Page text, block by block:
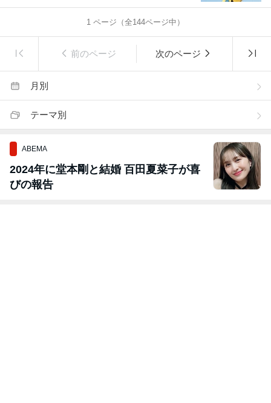
1 ページ（全144ページ中）
前のページ 次のページ
月別
テーマ別
ABEMA
2024年に堂本剛と結婚 百田夏菜子が喜
びの報告